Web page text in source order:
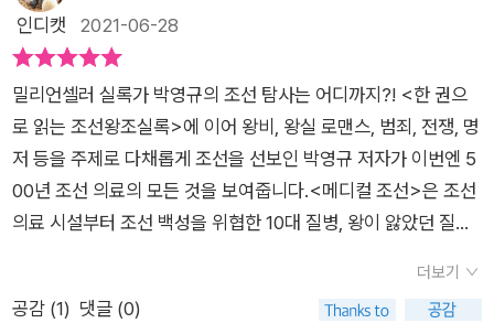
자신의 필체를 누군가 흉내 내어 모반의 도구로 사용할지도 모른
다는 생각에 자식에게도 친필로 편지를 보내지 않았다. 병을 앓는
사실 역시 철저히 숨겨서 의관이 진찰을 권유해도 항상 거절했고,
설사 의관을 부르더라도 철저히 입단속을 시켜 병명이 밖으로 새
어나가지 않도록 했다. 그런 인조가 유일하게 총애한 의관은 당대
번침(燔鍼)의 달인 이형익이었다. 불에 달군 침을 의미하는 번침
은 극히 위험한 처방이었고, 내의원에서는 사술(邪術)이라 하여
침을 맞은 후 호전되었다며, 임종의 순간까지 오직 이형익만을 곁
에 두고 번침 치료를 받았다. 그런 까닭에 인조가 도대체 무슨 병
야기들을 살펴본다. 감기와 치질, 중풍, 역병 등은 조선 백성들
이 가장 많이 걸렸던 질병 10가지 중 상위를 차지한다. 지금도 그
근원이라는 말이 맞다. 특히 그 당시엔 감기와 독감의 구분이 없
었으니 더욱 그리했을 것이다. 저자는 세종실록에서 형조판서 김
점이 세종도 참석해서 정사를 논의하는 자리에서 뜬금없이 자신
의 아이가 지금 감기에 걸려서 고생하고 있으니, 내약방에 입직한
의원 조청에게 병을 봐주도록 명해달라고 요청한다. 세종은 기가
막히고, 코가 막혀서 호되게 꾸지람을 한다. 정사를 논하는 자리
에서 사정(私情)을 말하며 부끄러워하지 않는다고 질책한다. 형
인디캣 2021-06-28
밀리언셀러 실록가 박영규의 조선 탐사는 어디까지?! <한 권으
로 읽는 조선왕조실록>에 이어 왕비, 왕실 로맨스, 범죄, 전쟁, 명
저 등을 주제로 다채롭게 조선을 선보인 박영규 저자가 이번엔 5
00년 조선 의료의 모든 것을 보여줍니다.<메디컬 조선>은 조선
의료 시설부터 조선 백성을 위협한 10대 질병, 왕이 앓았던 질병
전문 서적까지 조선 생로병사 풍속도를 만날 수 있는 책입니다.먼
저 의관을 선발하고 약재 재배를 관장한 조선 의료 행정의 중심
더보기
공감 (1) 댓글 (0)